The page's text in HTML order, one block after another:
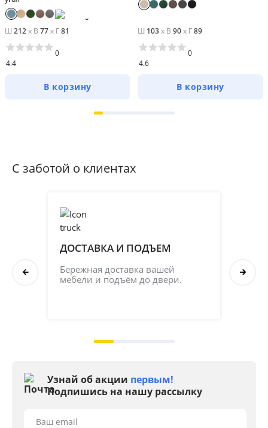
Ш 212x В 77x Г81
4.4
0
В корзину
Ш 103x В 90x Г89
4.6
0
В корзину
С заботой о клиентах
ДОСТАВКА И ПОДЪЕМ
Бережная доставка вашей
мебели и подъём до двери.
Узнай об акции первым!
Подпишись на нашу рассылку
Ваш email